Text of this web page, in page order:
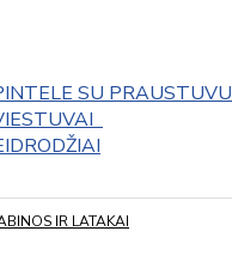
SU PRAUSTUVU
IR LATAKAI